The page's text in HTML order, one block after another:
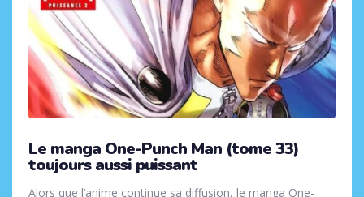
Le manga One-Punch Man (tome 33)
toujours aussi puissant
Alors que l’anime continue sa diffusion, le manga One-